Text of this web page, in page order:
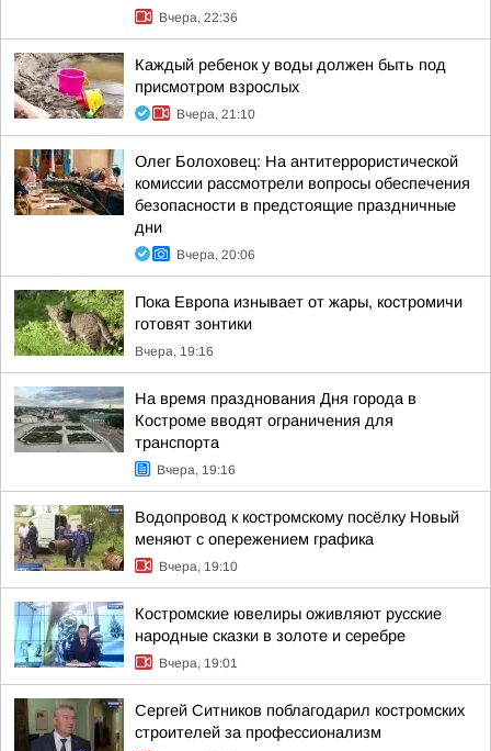
Вчера, 22:36
Каждый ребенок у воды должен быть под
присмотром взрослых
Вчера, 21:10
Олег Болоховец: На антитеррористической
комиссии рассмотрели вопросы обеспечения
безопасности в предстоящие праздничные
дни
Вчера, 20:06
Пока Европа изнывает от жары, костромичи
готовят зонтики
Вчера, 19:16
На время празднования Дня города в
Костроме вводят ограничения для
транспорта
Вчера, 19:16
Водопровод к костромскому посёлку Новый
меняют с опережением графика
Вчера, 19:10
Костромские ювелиры оживляют русские
народные сказки в золоте и серебре
Вчера, 19:01
Сергей Ситников поблагодарил костромских
строителей за профессионализм